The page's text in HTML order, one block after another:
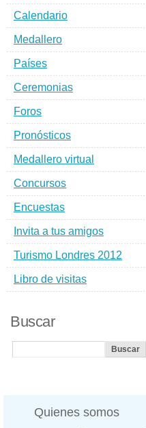
Calendario
Medallero
Países
Ceremonias
Foros
Pronósticos
Medallero virtual
Concursos
Encuestas
Invita a tus amigos
Turismo Londres 2012
Libro de visitas
Buscar
Quienes somos